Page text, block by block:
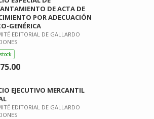
DE ACTA DE
POR ADECUACIÓN
GENÉRICA
EDITORIAL DE GALLARDO
EJECUTIVO MERCANTIL
EDITORIAL DE GALLARDO